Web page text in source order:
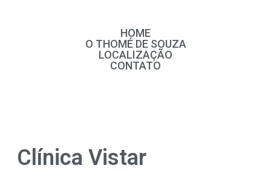
HOME
O THOMÉ DE SOUZA
LOCALIZAÇÃO
CONTATO
Clínica Vistar